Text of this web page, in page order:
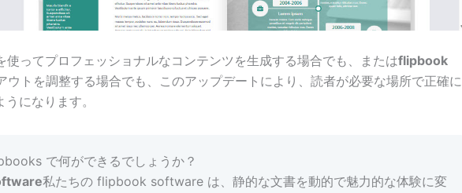
使ってプロフェッショナルなコンテンツを生成する場合でも、またはflipbook
ウトを調整する場合でも、このアップデートにより、読者が必要な場所で正確に
になります。
で何ができるでしょうか？
私たちの flipbook software は、静的な文書を動的で魅力的な体験に変